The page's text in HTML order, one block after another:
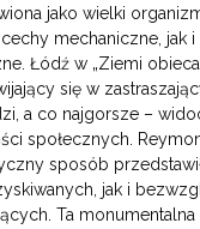
jako wielki
mechaniczne, jak i
Łódź w „Ziemi
się w
a co najgorsze –
społecznych.
sposób
jak i
Ta monumentalna